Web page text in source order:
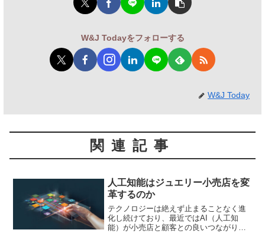
W&J Todayをフォローする
W&J Today
関連記事
人工知能はジュエリー小売店を変
革するのか
テクノロジーは絶えず止まることなく進
化し続けており、最近ではAI（人工知
能）が小売店と顧客との良いつながりを